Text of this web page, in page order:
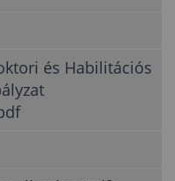
és Habilitációs